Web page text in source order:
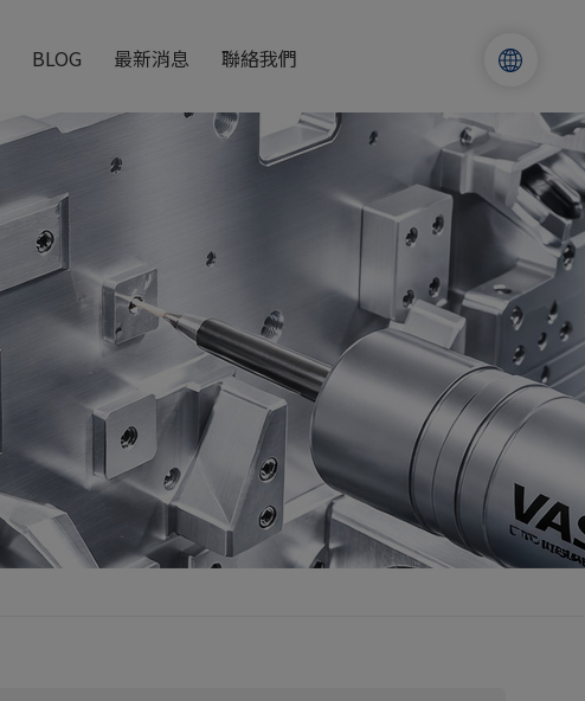
BLOG 最新消息 聯絡我們